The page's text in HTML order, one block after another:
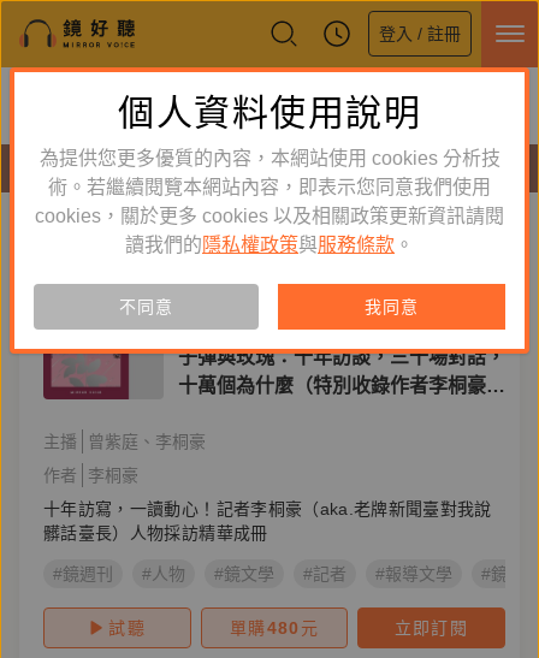
登入 / 註冊
鏡好聽全新APP上線
體驗全面升級，即刻下載
有聲書
新到舊 舊到新
有聲書
子彈與玫瑰：十年訪談，三十場對話，
十萬個為什麼（特別收錄作者李桐豪親
主播 曾紫庭
李桐豪
作者
李桐豪
十年訪寫，一讀動心！記者李桐豪（aka.老牌新聞臺對我說
髒話臺長）人物採訪精華成冊
#鏡週刊 #人物 #鏡文學 #記者 #報導文學 #鏡好
試聽 單購480 元 立即訂閱
個人資料使用說明
為提供您更多優質的內容，本網站使用 cookies 分析技
術。若繼續閱覽本網站內容，即表示您同意我們使用
cookies，關於更多 cookies 以及相關政策更新資訊請閱
讀我們的 隱私權政策與服務條款 。
不同意 我同意